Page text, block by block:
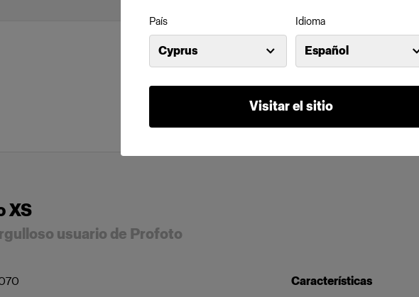
País
Cyprus
Idioma
Español
Visitar el sitio
XS
usuario de Profoto
Características